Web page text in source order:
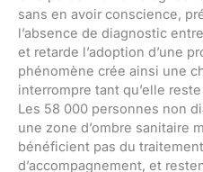
sans en avoir conscience,
l’absence de diagnostic
et retarde l’adoption d’une
phénomène crée ainsi une
interrompre tant qu’elle
Les 58 000 personnes non
une zone d’ombre sanitaire
bénéficient pas du
d’accompagnement, et